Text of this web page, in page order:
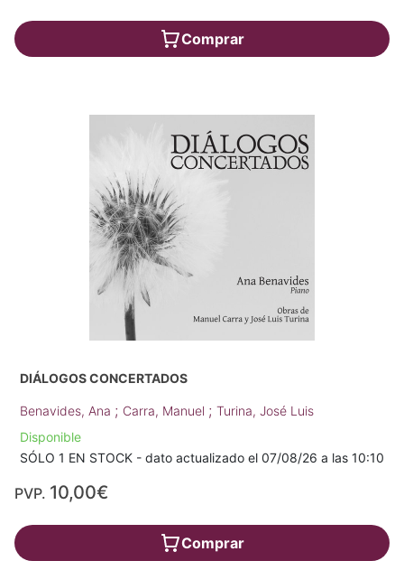
Comprar
DIÁLOGOS CONCERTADOS
Benavides, Ana ; Carra, Manuel ; Turina, José Luis
Disponible
SÓLO 1 EN STOCK - dato actualizado el 07/08/26 a las 10:10
PVP. 10,00€
Comprar